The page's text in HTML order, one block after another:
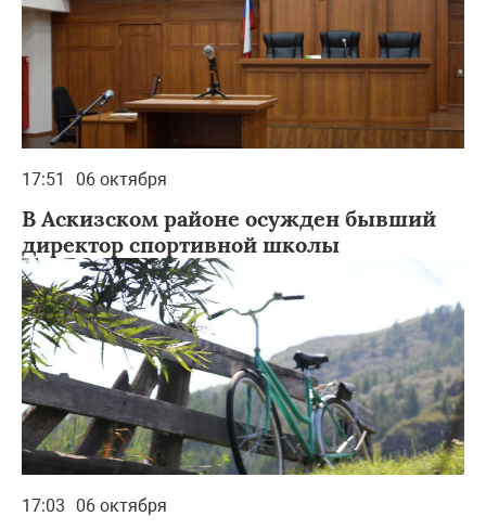
17:51 06 октября
В Аскизском районе осужден бывший
директор спортивной школы
17:03 06 октября